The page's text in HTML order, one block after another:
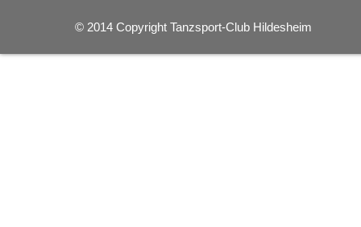
© 2014 Copyright Tanzsport-Club Hildesheim